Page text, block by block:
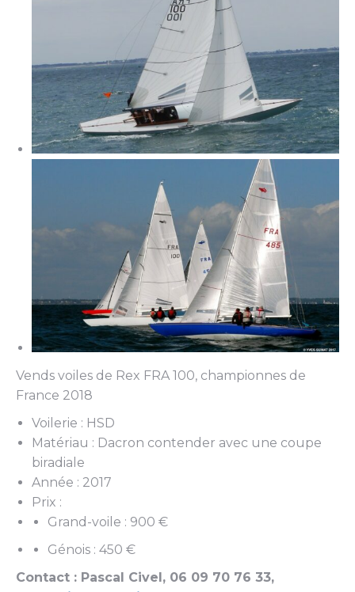
Vends voiles de Rex FRA 100, championnes de
France 2018
Voilerie : HSD
Matériau : Dacron contender avec une coupe
biradiale
Année : 2017
Prix :
Grand-voile : 900 €
Génois : 450 €
Contact : Pascal Civel, 06 09 70 76 33,